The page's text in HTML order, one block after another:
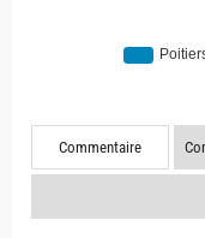
Commentaire